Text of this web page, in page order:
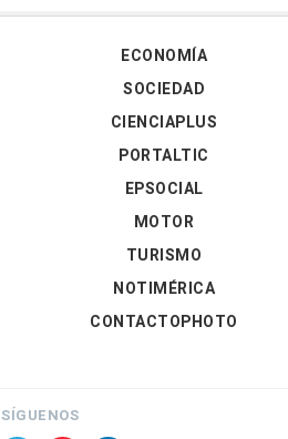
ECONOMÍA
SOCIEDAD
CIENCIAPLUS
PORTALTIC
EPSOCIAL
MOTOR
TURISMO
NOTIMÉRICA
CONTACTOPHOTO
SÍGUENOS